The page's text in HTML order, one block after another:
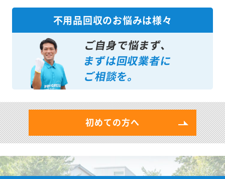
不用品回収のお悩みは様々
ご自身で悩まず、
まずは回収業者に
ご相談を。
初めての方へ